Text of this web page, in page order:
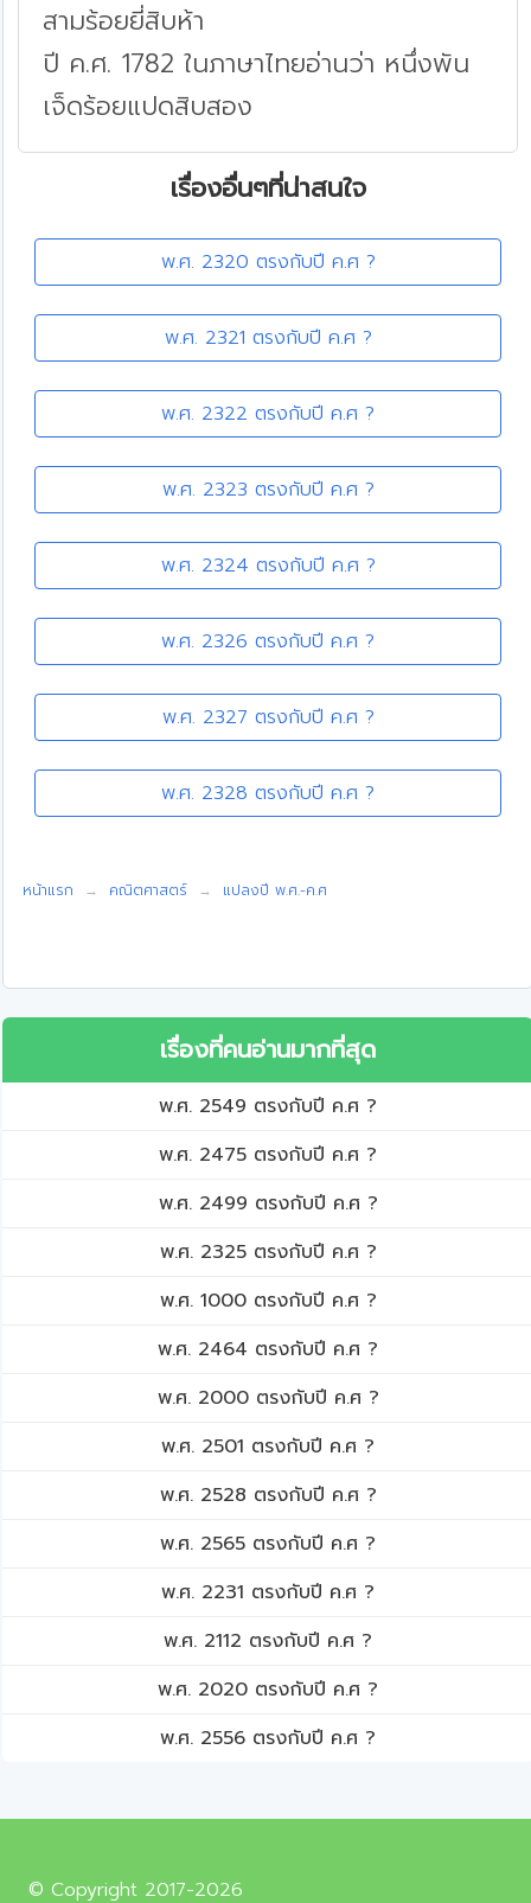
สามร้อยยี่สิบห้า
ปี ค.ศ. 1782 ในภาษาไทยอ่านว่า หนึ่งพัน
เจ็ดร้อยแปดสิบสอง
เรื่องอื่นๆที่น่าสนใจ
พ.ศ. 2320 ตรงกับปี ค.ศ ?
พ.ศ. 2321 ตรงกับปี ค.ศ ?
พ.ศ. 2322 ตรงกับปี ค.ศ ?
พ.ศ. 2323 ตรงกับปี ค.ศ ?
พ.ศ. 2324 ตรงกับปี ค.ศ ?
พ.ศ. 2326 ตรงกับปี ค.ศ ?
พ.ศ. 2327 ตรงกับปี ค.ศ ?
พ.ศ. 2328 ตรงกับปี ค.ศ ?
หน้าแรก คณิตศาสตร์ แปลงปี พ.ศ.-ค.ศ
เรื่องที่คนอ่านมากที่สุด
พ.ศ. 2549 ตรงกับปี ค.ศ ?
พ.ศ. 2475 ตรงกับปี ค.ศ ?
พ.ศ. 2499 ตรงกับปี ค.ศ ?
พ.ศ. 2325 ตรงกับปี ค.ศ ?
พ.ศ. 1000 ตรงกับปี ค.ศ ?
พ.ศ. 2464 ตรงกับปี ค.ศ ?
พ.ศ. 2000 ตรงกับปี ค.ศ ?
พ.ศ. 2501 ตรงกับปี ค.ศ ?
พ.ศ. 2528 ตรงกับปี ค.ศ ?
พ.ศ. 2565 ตรงกับปี ค.ศ ?
พ.ศ. 2231 ตรงกับปี ค.ศ ?
พ.ศ. 2112 ตรงกับปี ค.ศ ?
พ.ศ. 2020 ตรงกับปี ค.ศ ?
พ.ศ. 2556 ตรงกับปี ค.ศ ?
© Copyright 2017-2026